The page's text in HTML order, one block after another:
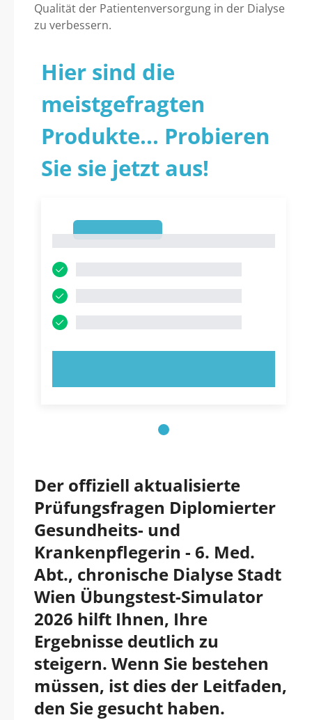
Qualität der Patientenversorgung in der Dialyse
zu verbessern.
Hier sind die
meistgefragten
Produkte... Probieren
Sie sie jetzt aus!
Der offiziell aktualisierte
Prüfungsfragen Diplomierter
Gesundheits- und
Krankenpflegerin - 6. Med.
Abt., chronische Dialyse Stadt
Wien Übungstest-Simulator
2026 hilft Ihnen, Ihre
Ergebnisse deutlich zu
steigern. Wenn Sie bestehen
müssen, ist dies der Leitfaden,
den Sie gesucht haben.